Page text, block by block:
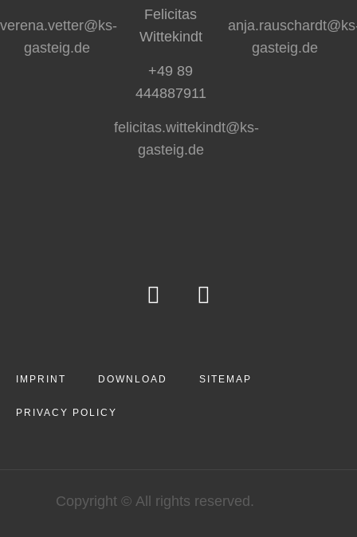
verena.vetter@ks-
gasteig.de
Felicitas
Wittekindt
+49 89
444887911
felicitas.wittekindt@ks-
gasteig.de
gasteig.de
IMPRINT DOWNLOAD SITEMAP
PRIVACY POLICY
Copyright © All rights reserved.